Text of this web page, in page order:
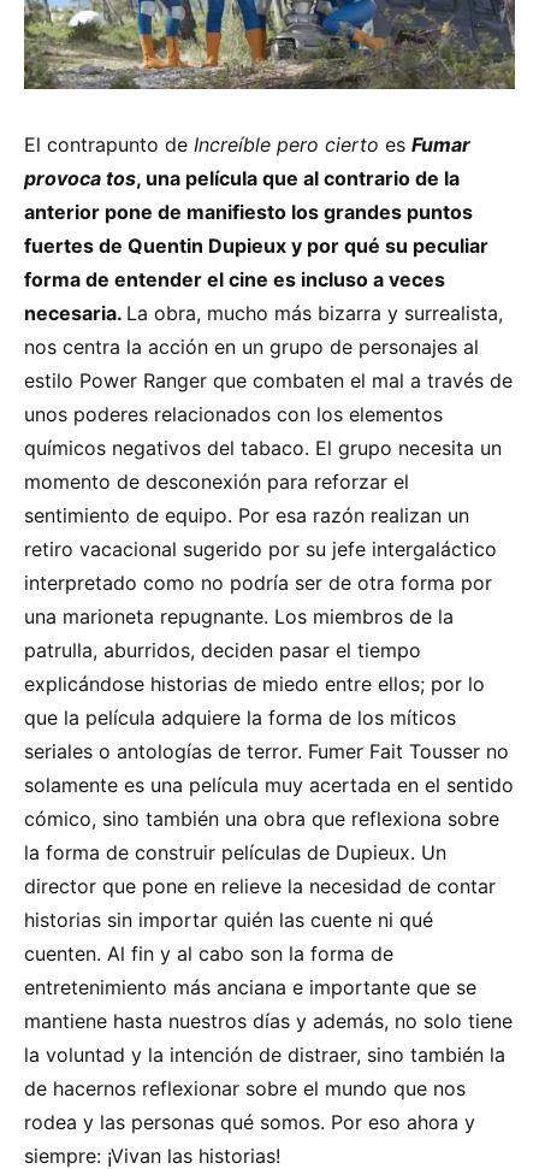
El contrapunto de Increíble pero cierto es Fumar
provoca tos, una película que al contrario de la
anterior pone de manifiesto los grandes puntos
fuertes de Quentin Dupieux y por qué su peculiar
forma de entender el cine es incluso a veces
necesaria. La obra, mucho más bizarra y surrealista,
nos centra la acción en un grupo de personajes al
estilo Power Ranger que combaten el mal a través de
unos poderes relacionados con los elementos
químicos negativos del tabaco. El grupo necesita un
momento de desconexión para reforzar el
sentimiento de equipo. Por esa razón realizan un
retiro vacacional sugerido por su jefe intergaláctico
interpretado como no podría ser de otra forma por
una marioneta repugnante. Los miembros de la
patrulla, aburridos, deciden pasar el tiempo
explicándose historias de miedo entre ellos; por lo
que la película adquiere la forma de los míticos
seriales o antologías de terror. Fumer Fait Tousser no
solamente es una película muy acertada en el sentido
cómico, sino también una obra que reflexiona sobre
la forma de construir películas de Dupieux. Un
director que pone en relieve la necesidad de contar
historias sin importar quién las cuente ni qué
cuenten. Al fin y al cabo son la forma de
entretenimiento más anciana e importante que se
mantiene hasta nuestros días y además, no solo tiene
la voluntad y la intención de distraer, sino también la
de hacernos reflexionar sobre el mundo que nos
rodea y las personas qué somos. Por eso ahora y
siempre: ¡Vivan las historias!